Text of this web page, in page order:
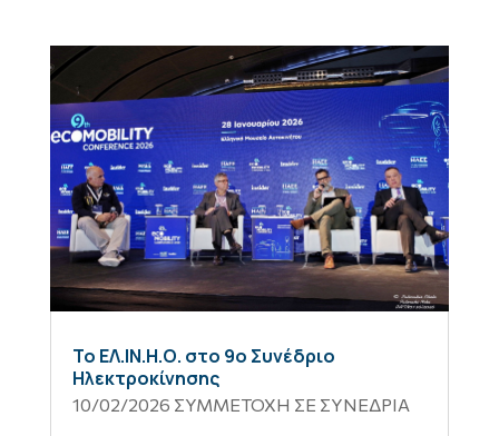
Το ΕΛ.ΙΝ.Η.Ο. στο 9ο Συνέδριο
Ηλεκτροκίνησης
10/02/2026 ΣΥΜΜΕΤΟΧΗ ΣΕ ΣΥΝΕΔΡΙΑ